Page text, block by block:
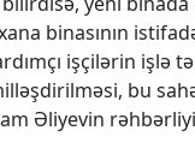
binasının
işçilərin işlə
bu
Əliyevin